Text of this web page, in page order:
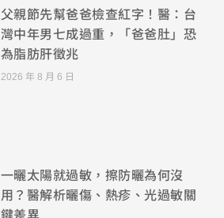
父親節先幫爸爸檢查紅字！醫：台
灣中年男七成過重，「爸爸肚」恐
為脂肪肝徵兆
2026 年 8 月 6 日
一曬太陽就過敏，擦防曬為何沒
用？醫解析曬傷、熱疹、光過敏關